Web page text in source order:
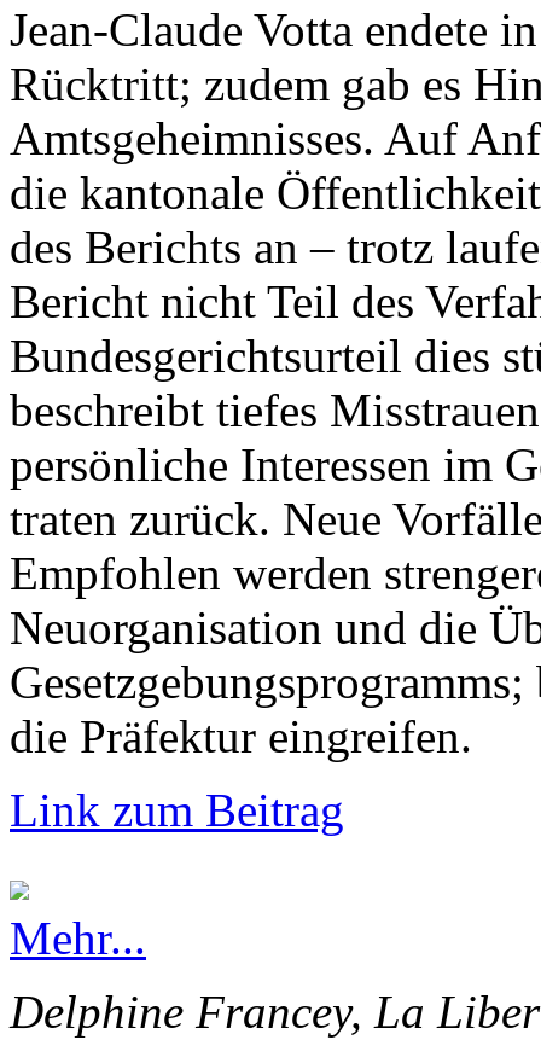
Jean-Claude Votta endete
Rücktritt; zudem gab es
Amtsgeheimnisses. Auf
die kantonale
des Berichts an – trotz
Bericht nicht Teil des
Bundesgerichtsurteil dies
beschreibt tiefes
persönliche Interessen im
traten zurück. Neue
Empfohlen werden
Neuorganisation und die
die Präfektur eingreifen.
Link zum Beitrag
Mehr...
Delphine Francey, La